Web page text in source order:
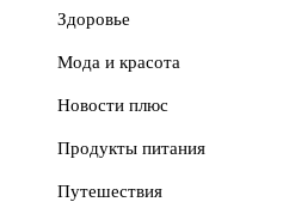
Здоровье
Мода и красота
Новости плюс
Продукты питания
Путешествия